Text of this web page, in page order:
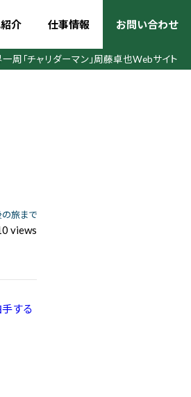
介 仕事情報 お問い合わせ
周 「チャリダーマン」周藤卓也Webサイト
旅まで
views